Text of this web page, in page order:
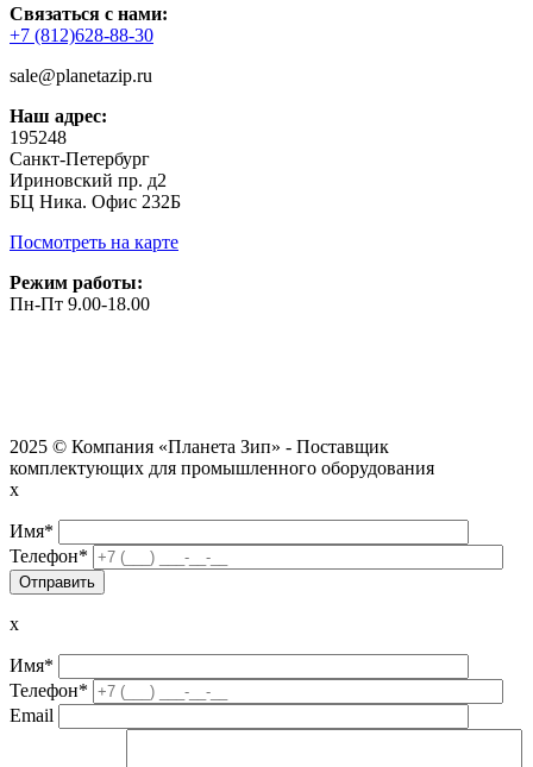
Связаться с нами:
+7 (812)628-88-30
sale@planetazip.ru
Наш адрес:
195248
Санкт-Петербург
Ириновский пр. д2
БЦ Ника. Офис 232Б
Посмотреть на карте
Режим работы:
Пн-Пт 9.00-18.00
2025 © Компания «Планета Зип» - Поставщик
комплектующих для промышленного оборудования
x
Имя*
Телефон*
x
Имя*
Телефон*
Email